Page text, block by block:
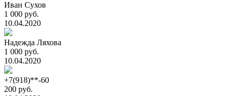
Иван Сухов
1 000 руб.
10.04.2020
Надежда Ляхова
1 000 руб.
10.04.2020
+7(918)**-60
200 руб.